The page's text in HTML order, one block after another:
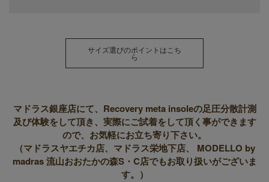
サイズ選びのポイントはこち
ら
マドラス銀座店にて、Recovery meta insoleの足圧分散計測
及び体験をして頂き、実際にご試着をして頂く事ができます
ので、お気軽にお立ち寄り下さい。
（マドラスヤエチカ店、マドラス栄地下店、 MODELLO by
madras 流山おおたかの森S・C店でもお取り扱いがございま
す。）